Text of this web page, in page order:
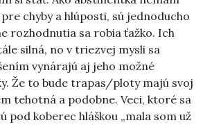
chyby a hlúposti, sú jednoducho
rozhodnutia sa robia ťažko. Ich
silná, no v triezvej mysli sa
vynárajú aj jeho možné
Že to bude trapas/ploty majú svoj
tehotná a podobne. Veci, ktoré sa
pod koberec hláškou „mala som už